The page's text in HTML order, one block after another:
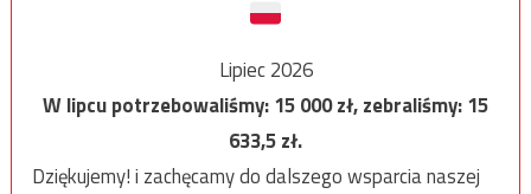
Lipiec 2026
W lipcu potrzebowaliśmy:15 000zł, zebraliśmy:15
633,5zł.
Dziękujemy! i zachęcamy do dalszego wsparcia naszej